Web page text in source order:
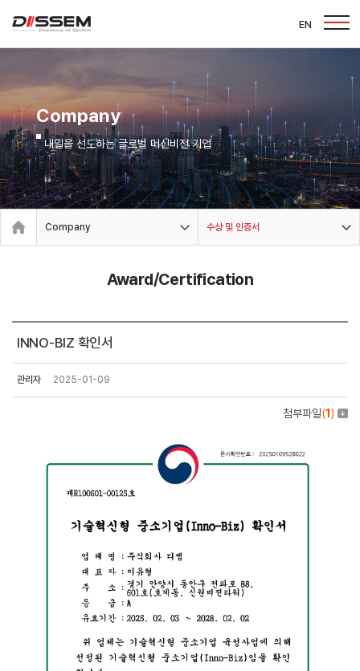
EN
Company
내일을 선도하는 글로벌 머신비전 기업
Company 수상 및 인증서
Award/Certification
INNO-BIZ 확인서
관리자 2025-01-09
첨부파일(1 )